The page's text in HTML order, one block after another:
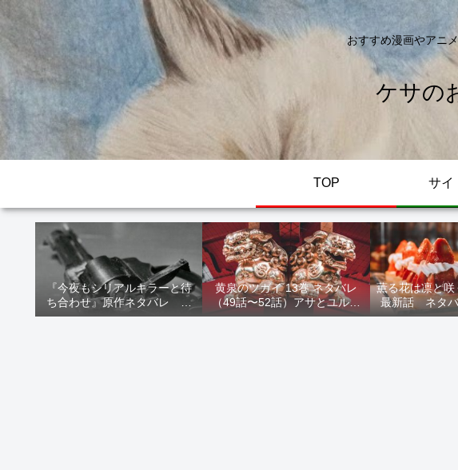
おすすめ漫画やアニ
ケサの
TOP サイ
『今夜もシリアルキラーと待
ち合わせ』原作ネタバレ 断
髪オブジェ殺人事件 犯人の
黄泉のツガイ 13巻 ネタバレ
（49話〜52話）アサとユルが
家出！西ノ村の真実とヒカル
薫る花は凛と
最新話 ネタ
ど